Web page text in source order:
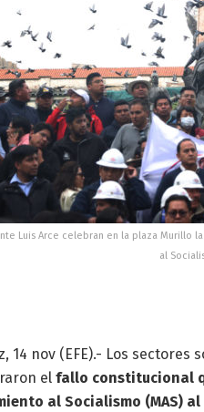
Luis Arce celebran en la plaza Murillo
al
14 nov (EFE).- Los
el fallo constitucional
al Socialismo (MAS)